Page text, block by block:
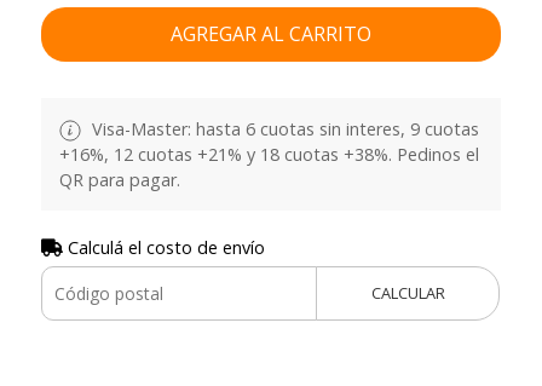
AGREGAR AL CARRITO
Visa-Master: hasta 6 cuotas sin interes, 9 cuotas
+16%, 12 cuotas +21% y 18 cuotas +38%. Pedinos el
QR para pagar.
Calculá el costo de envío
CALCULAR